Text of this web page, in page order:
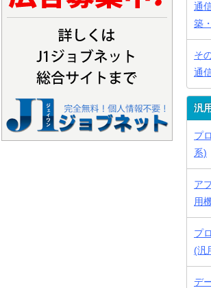
通
築
そ
通
汎
プ
系)
ア
用
プ
(汎
デ